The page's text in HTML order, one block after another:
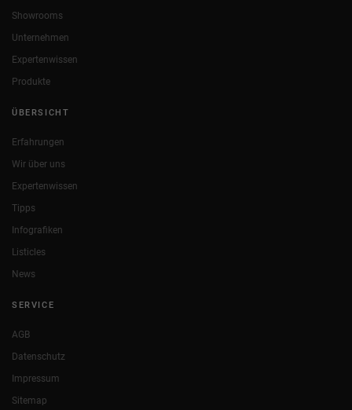
Showrooms
Unternehmen
Expertenwissen
Produkte
ÜBERSICHT
Erfahrungen
Wir über uns
Expertenwissen
Tipps
Infografiken
Listicles
News
SERVICE
AGB
Datenschutz
Impressum
Sitemap